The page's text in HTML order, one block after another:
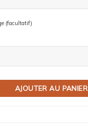
(facultatif)
AJOUTER AU PANIER